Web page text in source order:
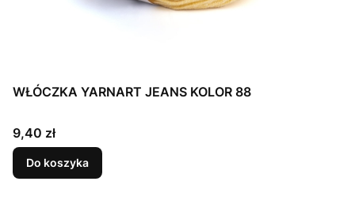
WŁÓCZKA YARNART JEANS KOLOR 88
Cena
9,40 zł
Do koszyka